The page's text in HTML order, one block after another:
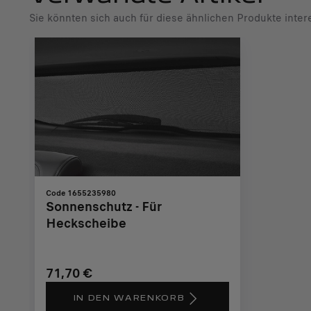
Sie könnten sich auch für diese ähnlichen Produkte
Code 1655235980
Sonnenschutz - Für
Heckscheibe
71,70 €
IN DEN WARENKORB